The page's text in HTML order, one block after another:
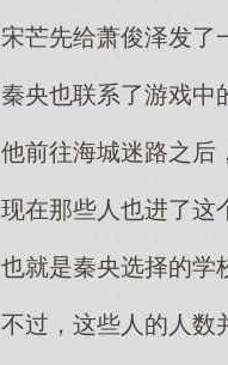
宋芒先给萧俊泽发了
秦央也联系了游戏中
他前往海城迷路之后
现在那些人也进了这
也就是秦央选择的学
不过，这些人的人数